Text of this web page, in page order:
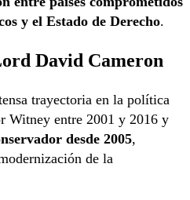
y el Estado de Derecho.
David Cameron
trayectoria en la política
Witney entre 2001 y 2016 y
desde 2005,
de la